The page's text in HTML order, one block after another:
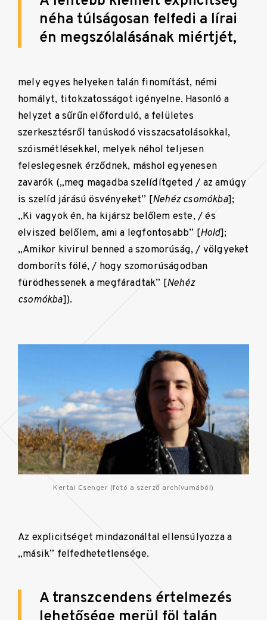
néha túlságosan felfedi a lírai
én megszólalásának miértjét,
mely egyes helyeken talán finomítást, némi
homályt, titokzatosságot igényelne. Hasonló a
helyzet a sűrűn előforduló, a felületes
szerkesztésről tanúskodó visszacsatolásokkal,
szóismétlésekkel, melyek néhol teljesen
feleslegesnek érződnek, máshol egyenesen
zavarók („meg magadba szelídítgeted / az amúgy
is szelíd járású ösvényeket” [Nehéz csomókba];
„Ki vagyok én, ha kijársz belőlem este, / és
elviszed belőlem, ami a legfontosabb” [Hold];
„Amikor kivirul benned a szomorúság, / völgyeket
domboríts fölé, / hogy szomorúságodban
fürödhessenek a megfáradtak” [Nehéz
csomókba]).
Kertai Csenger (fotó a szerző archívumából)
Az explicitséget mindazonáltal ellensúlyozza a
„másik” felfedhetetlensége.
A transzcendens értelmezés